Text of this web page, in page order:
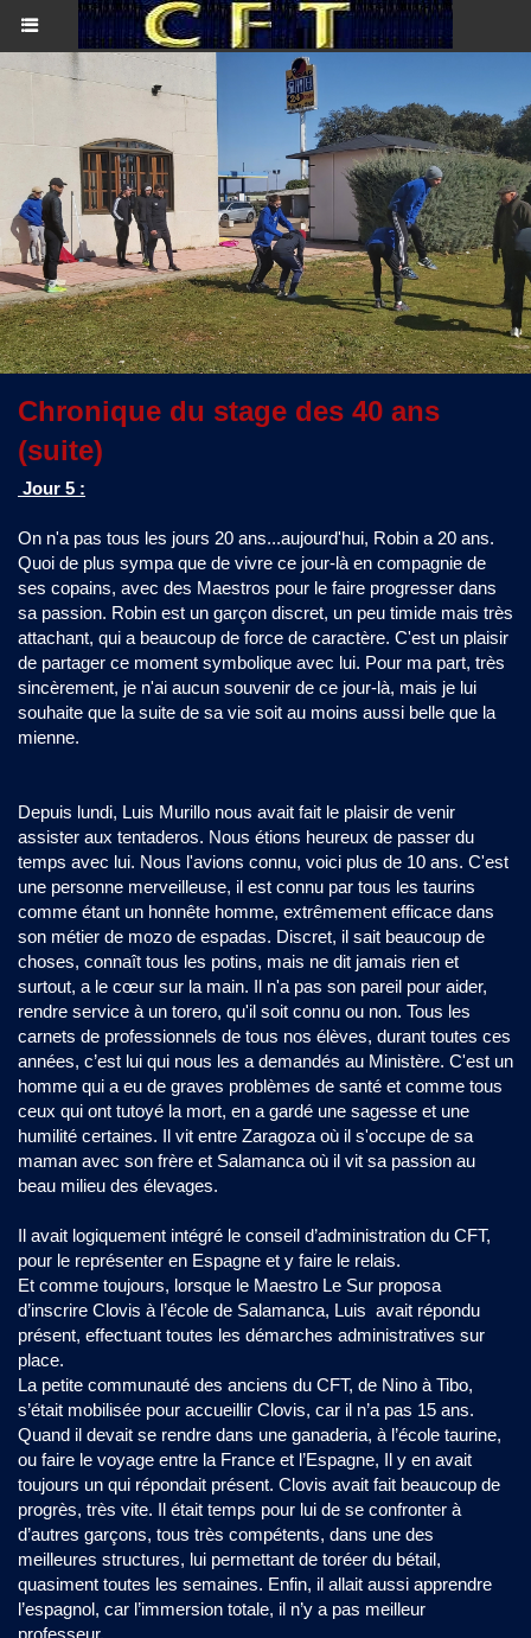
Chronique du stage des 40 ans
(suite)
Jour 5 :
On n'a pas tous les jours 20 ans...aujourd'hui, Robin a 20 ans.
Quoi de plus sympa que de vivre ce jour-là en compagnie de
ses copains, avec des Maestros pour le faire progresser dans
sa passion. Robin est un garçon discret, un peu timide mais très
attachant, qui a beaucoup de force de caractère. C'est un plaisir
de partager ce moment symbolique avec lui. Pour ma part, très
sincèrement, je n'ai aucun souvenir de ce jour-là, mais je lui
souhaite que la suite de sa vie soit au moins aussi belle que la
mienne.
Depuis lundi, Luis Murillo nous avait fait le plaisir de venir
assister aux tentaderos. Nous étions heureux de passer du
temps avec lui. Nous l'avions connu, voici plus de 10 ans. C'est
une personne merveilleuse, il est connu par tous les taurins
comme étant un honnête homme, extrêmement efficace dans
son métier de mozo de espadas. Discret, il sait beaucoup de
choses, connaît tous les potins, mais ne dit jamais rien et
surtout, a le cœur sur la main. Il n'a pas son pareil pour aider,
rendre service à un torero, qu'il soit connu ou non. Tous les
carnets de professionnels de tous nos élèves, durant toutes ces
années, c’est lui qui nous les a demandés au Ministère. C'est un
homme qui a eu de graves problèmes de santé et comme tous
ceux qui ont tutoyé la mort, en a gardé une sagesse et une
humilité certaines. Il vit entre Zaragoza où il s'occupe de sa
maman avec son frère et Salamanca où il vit sa passion au
beau milieu des élevages.
Il avait logiquement intégré le conseil d’administration du CFT,
pour le représenter en Espagne et y faire le relais.
Et comme toujours, lorsque le Maestro Le Sur proposa
d’inscrire Clovis à l’école de Salamanca, Luis avait répondu
présent, effectuant toutes les démarches administratives sur
place.
La petite communauté des anciens du CFT, de Nino à Tibo,
s’était mobilisée pour accueillir Clovis, car il n’a pas 15 ans.
Quand il devait se rendre dans une ganaderia, à l’école taurine,
ou faire le voyage entre la France et l’Espagne, Il y en avait
toujours un qui répondait présent. Clovis avait fait beaucoup de
progrès, très vite. Il était temps pour lui de se confronter à
d’autres garçons, tous très compétents, dans une des
meilleures structures, lui permettant de toréer du bétail,
quasiment toutes les semaines. Enfin, il allait aussi apprendre
l’espagnol, car l’immersion totale, il n’y a pas meilleur
professeur.